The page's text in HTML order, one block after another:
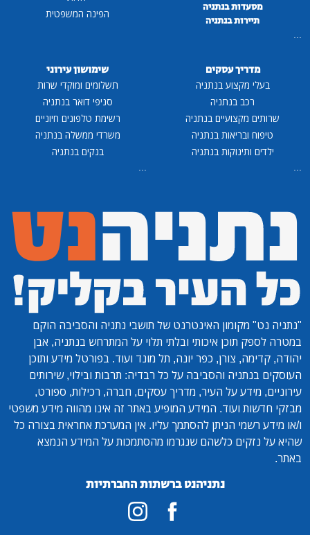
מסעדות בנתניה
תיירות בנתניה
...
הפינה המשפטית
מדריך עסקים
בעלי מקצוע בנתניה
רכב בנתניה
שרותים מקצועיים בנתניה
טיפוח ובריאות בנתניה
ילדים ותינוקות בנתניה
...
שימושון עירוני
תשלומים ומוקדי שרות
סניפי דואר בנתניה
רשימת טלפונים חיוניים
משרדי ממשלה בנתניה
בנקים בנתניה
...
"נתניה נט" מקומון האינטרנט של תושבי נתניה והסביבה הוקם
במטרה לספק תוכן איכותי ובלתי תלוי על המתרחש בנתניה, אבן
יהודה, קדימה, צורן, כפר יונה, תל מונד ועוד. בפורטל מידע ותוכן
העוסקים בנתניה והסביבה על כל רבדיה: תרבות ובילוי, שירותים
עירוניים, מידע על העיר, מדריך עסקים, חברה, רכילות, ספורט,
מבזקי חדשות ועוד. המידע המופיע באתר זה אינו מהווה מידע משפטי
ו/או מידע רשמי הניתן להסתמך עליו. אין המערכת אחראית בצורה כל
שהיא על נזקים כלשהם שנגרמו מהסתמכות על המידע הנמצא
באתר.
נתניהנט ברשתות החברתיות